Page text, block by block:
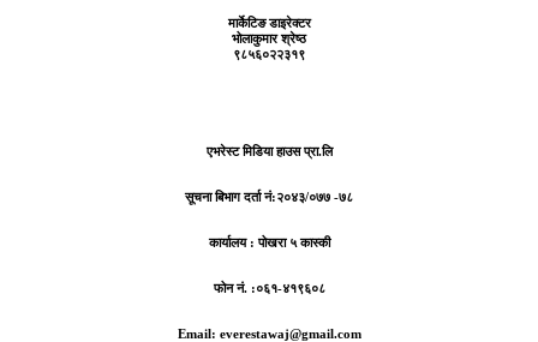
मार्केटिङ डाइरेक्टर
भोलाकुमार श्रेष्ठ
९८५६०२२३१९
एभरेस्ट मिडिया हाउस प्रा.लि
सूचना बिभाग दर्ता नं:२०४३/०७७ -७८
कार्यालय :पोखरा ५ कास्की
फोन नं. :०६१-४१९६०८
Email: everestawaj@gmail.com